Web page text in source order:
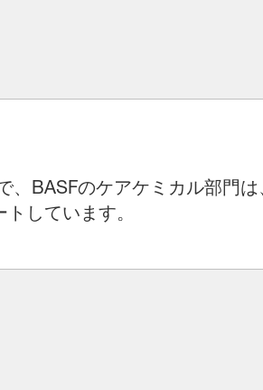
、BASFのケアケミカル部門は
しています。